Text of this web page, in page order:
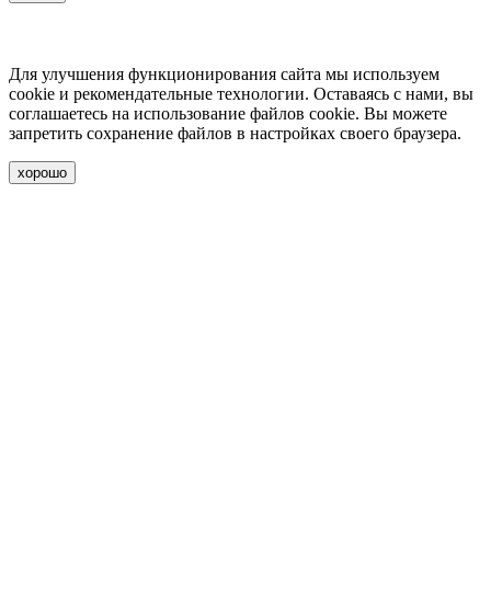
Для улучшения функционирования сайта мы используем
cookie и рекомендательные технологии. Оставаясь с нами, вы
соглашаетесь на использование файлов cookie. Вы можете
запретить сохранение файлов в настройках своего браузера.
хорошо